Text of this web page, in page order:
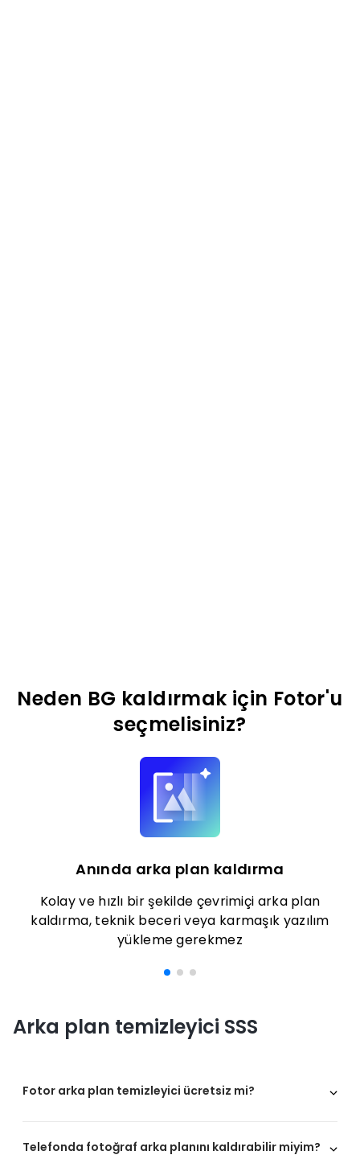
Neden BG kaldırmak için Fotor'u
seçmelisiniz?
Anında arka plan kaldırma
Kolay ve hızlı bir şekilde çevrimiçi arka plan
kaldırma, teknik beceri veya karmaşık yazılım
yükleme gerekmez
Arka plan temizleyici SSS
Fotor arka plan temizleyici ücretsiz mi?
Telefonda fotoğraf arka planını kaldırabilir miyim?